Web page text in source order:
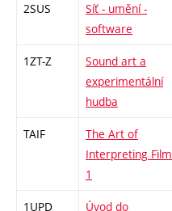
2SUS
Síť - umění -
software
1ZT-Z
Sound art a
experimentální
hudba
TAIF
The Art of
Interpreting Film
1
1UPD
Úvod do